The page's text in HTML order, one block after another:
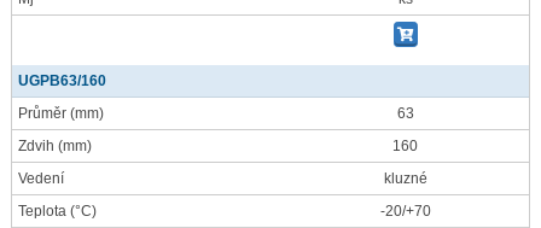
UGPB63/160
Průměr (mm)
63
Zdvih (mm)
160
Vedení
kluzné
Teplota (°C)
-20/+70